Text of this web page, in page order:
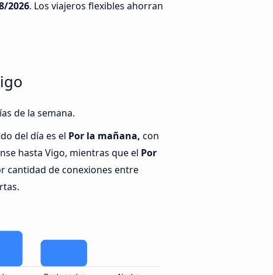
2026. Los viajeros flexibles ahorran
de la semana.
del día es el Por la mañana, con
hasta Vigo, mientras que el Por
cantidad de conexiones entre